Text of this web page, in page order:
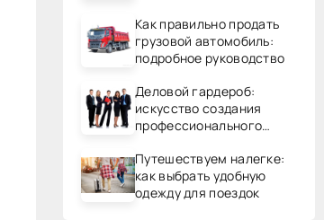
Как правильно продать
грузовой автомобиль:
подробное руководство
Деловой гардероб:
искусство создания
профессионального
Путешествуем налегке:
как выбрать удобную
одежду для поездок